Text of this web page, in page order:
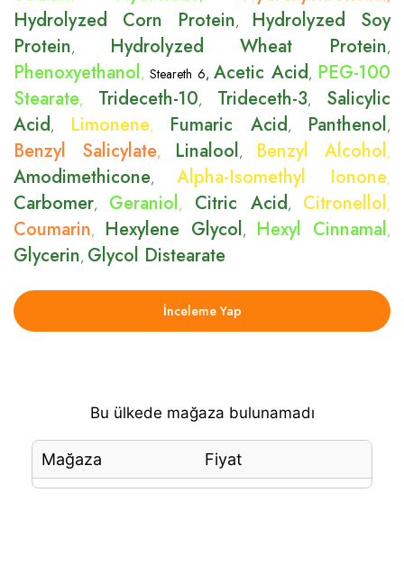
Hydrolyzed Corn Protein, Hydrolyzed Soy
Protein, Hydrolyzed Wheat Protein,
Phenoxyethanol, Steareth 6,Acetic Acid, PEG-100
Stearate, Trideceth-10, Trideceth-3, Salicylic
Acid, Limonene, Fumaric Acid, Panthenol,
Benzyl Salicylate, Linalool, Benzyl Alcohol,
Amodimethicone, Alpha-Isomethyl Ionone,
Carbomer, Geraniol, Citric Acid, Citronellol,
Coumarin, Hexylene Glycol, Hexyl Cinnamal,
Glycerin, Glycol Distearate
İnceleme Yap
Bu ülkede mağaza bulunamadı
Mağaza Fiyat